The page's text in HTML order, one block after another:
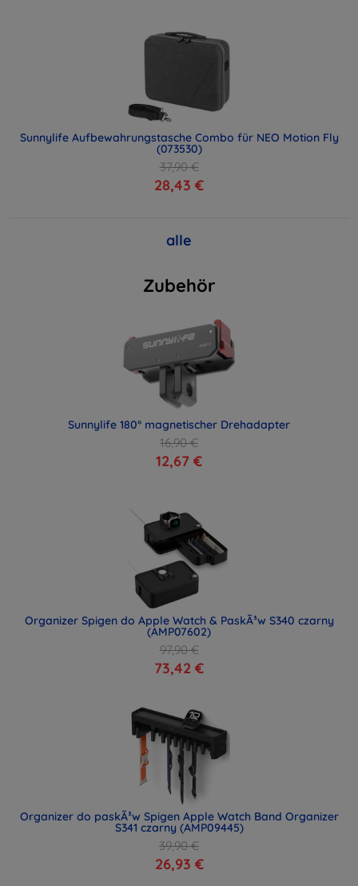
Sunnylife Aufbewahrungstasche Combo für NEO Motion Fly
(073530)
37,90 €
28,43 €
alle
Zubehör
Sunnylife 180° magnetischer Drehadapter
16,90 €
12,67 €
Organizer Spigen do Apple Watch & PaskÃ³w S340 czarny
(AMP07602)
97,90 €
73,42 €
Organizer do paskÃ³w Spigen Apple Watch Band Organizer
S341 czarny (AMP09445)
39,90 €
26,93 €